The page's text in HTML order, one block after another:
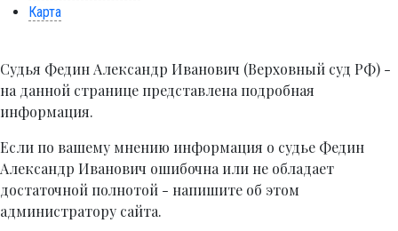
Карта
Судья Федин Александр Иванович (Верховный суд РФ) -
на данной странице представлена подробная
информация.
Если по вашему мнению информация о судье Федин
Александр Иванович ошибочна или не обладает
достаточной полнотой - напишите об этом
администратору сайта.